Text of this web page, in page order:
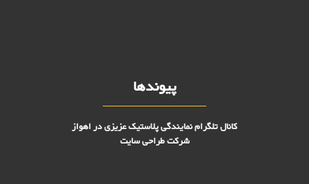
پیوندها
کانال تلگرام نمایندگی پلاستیک عزیزی در اهواز
شرکت طراحی سایت